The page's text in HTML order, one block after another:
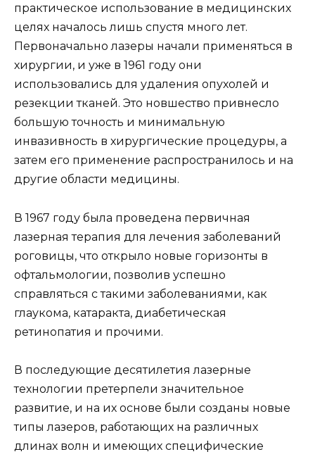
практическое использование в медицинских
целях началось лишь спустя много лет.
Первоначально лазеры начали применяться в
хирургии, и уже в 1961 году они
использовались для удаления опухолей и
резекции тканей. Это новшество привнесло
большую точность и минимальную
инвазивность в хирургические процедуры, а
затем его применение распространилось и на
другие области медицины.
В 1967 году была проведена первичная
лазерная терапия для лечения заболеваний
роговицы, что открыло новые горизонты в
офтальмологии, позволив успешно
справляться с такими заболеваниями, как
глаукома, катаракта, диабетическая
ретинопатия и прочими.
В последующие десятилетия лазерные
технологии претерпели значительное
развитие, и на их основе были созданы новые
типы лазеров, работающих на различных
длинах волн и имеющих специфические